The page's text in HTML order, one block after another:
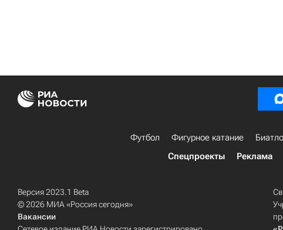
Футбол Фигурное катание
Спецпроекты
Реклама
Версия 2023.1 Beta
© 2026 МИА «Россия сегодня»
Вакансии